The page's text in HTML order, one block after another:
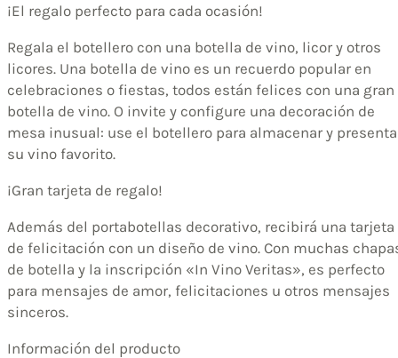
¡El regalo perfecto para cada ocasión!
Regala el botellero con una botella de vino, licor y otros
licores. Una botella de vino es un recuerdo popular en
celebraciones o fiestas, todos están felices con una gran
botella de vino. O invite y configure una decoración de
mesa inusual: use el botellero para almacenar y
su vino favorito.
¡Gran tarjeta de regalo!
Además del portabotellas decorativo, recibirá una tarjeta
de felicitación con un diseño de vino. Con muchas
de botella y la inscripción «In Vino Veritas», es perfecto
para mensajes de amor, felicitaciones u otros mensajes
sinceros.
Información del producto